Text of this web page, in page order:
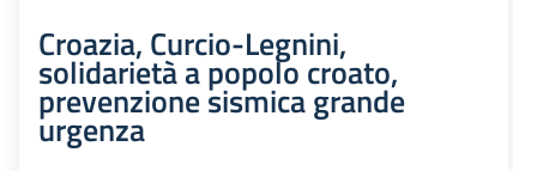
Croazia, Curcio-Legnini,
solidarietà a popolo croato,
prevenzione sismica grande
urgenza